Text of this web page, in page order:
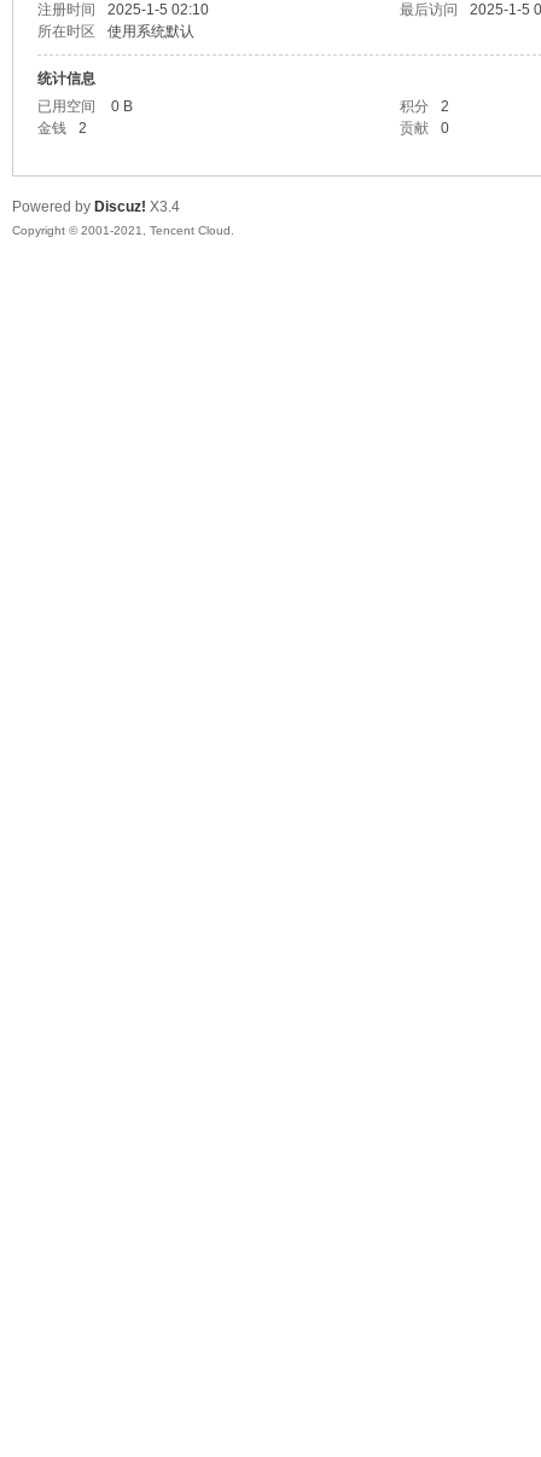
注册时间
2025-1-5 02:10 最后访问
2025-1-5
所在时区
使用系统默认
统计信息
已用空间
0 B 积分
2
金钱
2 贡献 0
Powered by Discuz! X3.4
Copyright © 2001-2021, Tencent Cloud.